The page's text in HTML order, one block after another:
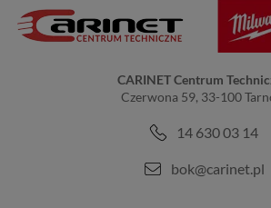
CARINET Centrum
Czerwona 59, 33-100
14 630 03 14
bok@carinet.pl